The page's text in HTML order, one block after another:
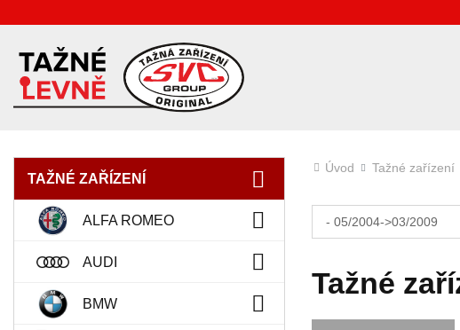
TAŽNÉ ZAŘÍZENÍ
ALFA ROMEO
AUDI
BMW
Úvod Tažné zařízení
- 05/2004->03/2009
Tažné